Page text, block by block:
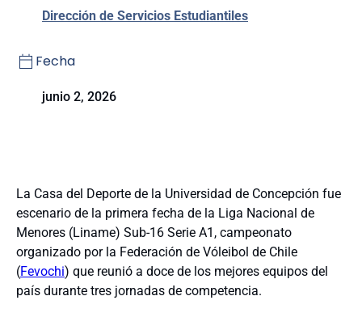
Dirección de Servicios Estudiantiles
Fecha
junio 2, 2026
La Casa del Deporte de la Universidad de Concepción fue
escenario de la primera fecha de la Liga Nacional de
Menores (Liname) Sub-16 Serie A1, campeonato
organizado por la Federación de Vóleibol de Chile
(Fevochi) que reunió a doce de los mejores equipos del
país durante tres jornadas de competencia.